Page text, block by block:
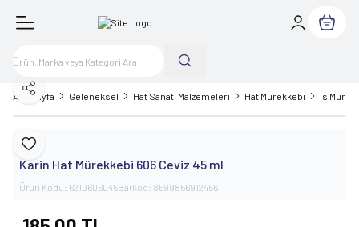
Sepetim
Ana Sayfa Geleneksel Hat Sanatı Malzemeleri Hat Mürekkebi İs
Favoriye Ekle
Paylaş
Karin
Karin Hat Mürekkebi 606 Ceviz 45 ml
Ürün Kodu: 6210606045Barkod: 8699856912456